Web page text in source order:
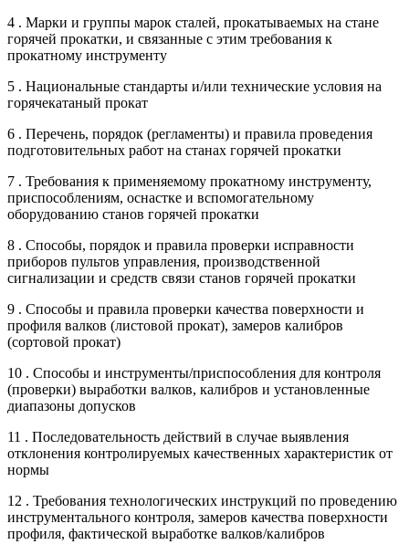
4 . Марки и группы марок сталей, прокатываемых на стане
горячей прокатки, и связанные с этим требования к
прокатному инструменту
5 . Национальные стандарты и/или технические условия на
горячекатаный прокат
6 . Перечень, порядок (регламенты) и правила проведения
подготовительных работ на станах горячей прокатки
7 . Требования к применяемому прокатному инструменту,
приспособлениям, оснастке и вспомогательному
оборудованию станов горячей прокатки
8 . Способы, порядок и правила проверки исправности
приборов пультов управления, производственной
сигнализации и средств связи станов горячей прокатки
9 . Способы и правила проверки качества поверхности и
профиля валков (листовой прокат), замеров калибров
(сортовой прокат)
10 . Способы и инструменты/приспособления для контроля
(проверки) выработки валков, калибров и установленные
диапазоны допусков
11 . Последовательность действий в случае выявления
отклонения контролируемых качественных характеристик от
нормы
12 . Требования технологических инструкций по проведению
инструментального контроля, замеров качества поверхности
профиля, фактической выработке валков/калибров